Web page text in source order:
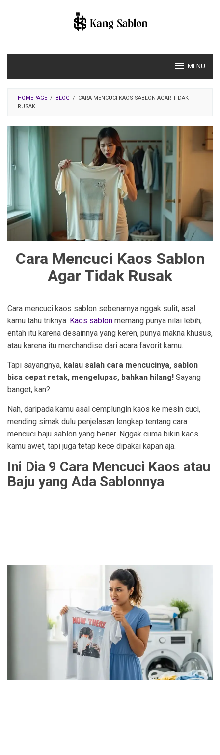
MENU
HOMEPAGE / BLOG /
CARA MENCUCI KAOS SABLON AGAR TIDAK
RUSAK
Cara Mencuci Kaos Sablon
Agar Tidak Rusak
Cara mencuci kaos sablon sebenarnya nggak sulit, asal
kamu tahu triknya. Kaos sablon memang punya nilai lebih,
entah itu karena desainnya yang keren, punya makna khusus,
atau karena itu merchandise dari acara favorit kamu.
Tapi sayangnya, kalau salah cara mencucinya, sablon
bisa cepat retak, mengelupas, bahkan hilang! Sayang
banget, kan?
Nah, daripada kamu asal cemplungin kaos ke mesin cuci,
mending simak dulu penjelasan lengkap tentang cara
mencuci baju sablon yang bener. Nggak cuma bikin kaos
kamu awet, tapi juga tetap kece dipakai kapan aja.
Ini Dia 9 Cara Mencuci Kaos atau
Baju yang Ada Sablonnya